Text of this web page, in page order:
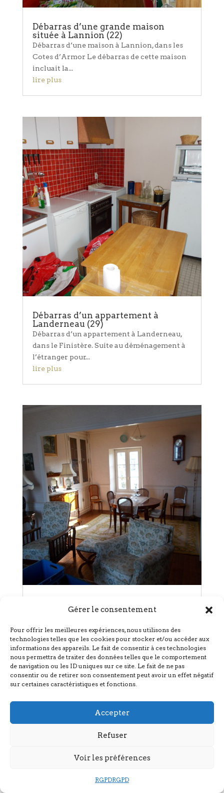
Gérer le consentement
Pour offrir les meilleures expériences, nous utilisons des
technologies telles que les cookies pour stocker et/ou accéder aux
informations des appareils. Le fait de consentir à ces technologies
nous permettra de traiter des données telles que le comportement
de navigation ou les ID uniques sur ce site. Le fait de ne pas
consentir ou de retirer son consentement peut avoir un effet négatif
sur certaines caractéristiques et fonctions.
Accepter
Refuser
Voir les préférences
RGPDRGPD
Débarras d’une grande maison
située à Lannion (22)
Débarras d’une maison à Lannion, dans les
Cotes d’Armor Le débarras de cette maison
incluait la...
lire plus
Débarras d’un appartement à
Landerneau (29)
Débarras d’un appartement à Landerneau,
dans le Finistère. Suite au déménagement à
l’étranger pour...
lire plus
Débarras d’une maison d’habitation
à Loudéac (22)
Cotes d’Armor. Le notaire gérant la vente de
cette...
lire plus